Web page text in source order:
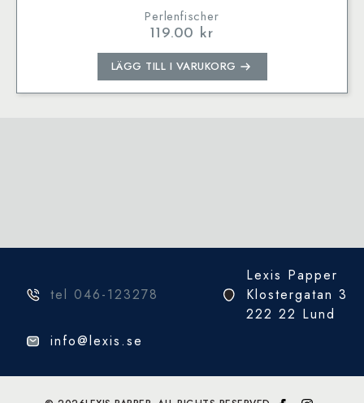
Perlenfischer
119.00 kr
LÄGG TILL I VARUKORG
tel 046-123278
Lexis Papper
Klostergatan 3
222 22 Lund
info@lexis.se